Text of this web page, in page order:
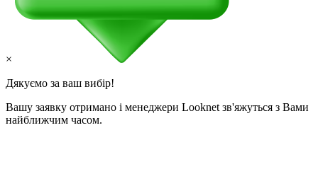
×
Дякуємо за ваш вибір!
Вашу заявку отримано і менеджери Looknet зв'яжуться з Вами
найближчим часом.